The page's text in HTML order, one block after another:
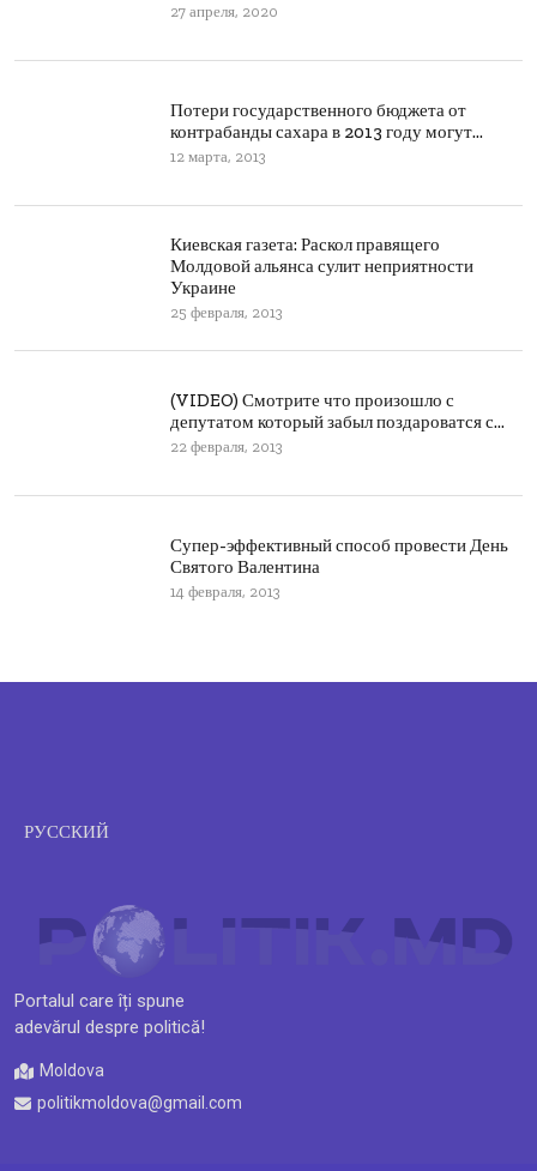
27 апреля, 2020
Потери государственного бюджета от
контрабанды сахара в 2013 году могут...
12 марта, 2013
Киевская газета: Раскол правящего
Молдовой альянса сулит неприятности
Украине
25 февраля, 2013
(VIDEO) Смотрите что произошло с
депутатом который забыл поздароватся с...
22 февраля, 2013
Супер-эффективный способ провести День
Святого Валентина
14 февраля, 2013
Portalul care îți spune
adevărul despre politică!
Moldova
politikmoldova@gmail.com
РУССКИЙ